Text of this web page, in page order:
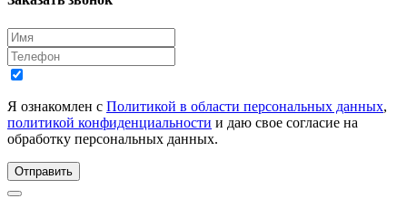
Я ознакомлен с Политикой в области персональных данных,
политикой конфиденциальности и даю свое согласие на
обработку персональных данных.
Отправить